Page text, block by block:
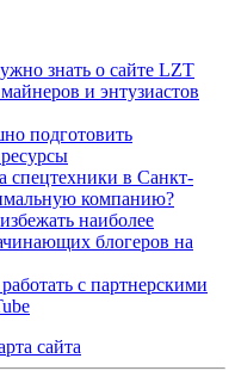
знать о сайте LZT
и энтузиастов
подготовить
спецтехники в Санкт-
компанию?
наиболее
блогеров на
с партнерскими
сайта